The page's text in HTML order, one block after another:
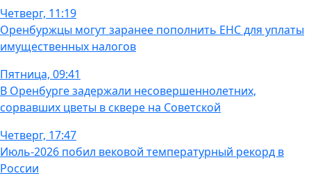
Четверг, 11:19
Оренбуржцы могут заранее пополнить ЕНС для уплаты
имущественных налогов
Пятница, 09:41
В Оренбурге задержали несовершеннолетних,
сорвавших цветы в сквере на Советской
Четверг, 17:47
Июль-2026 побил вековой температурный рекорд в
России